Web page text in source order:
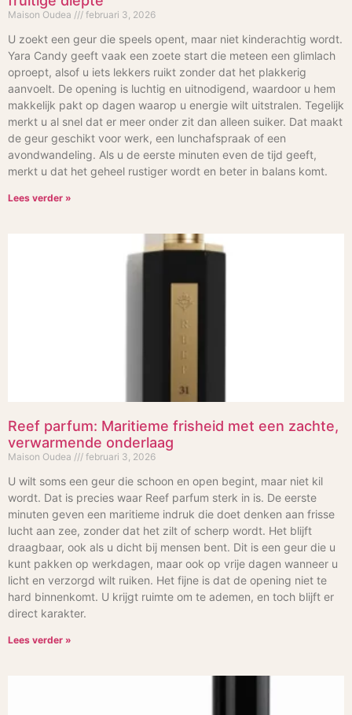
Maison Oudea februari 3, 2026
U zoekt een geur die speels opent, maar niet kinderachtig wordt.
Yara Candy geeft vaak een zoete start die meteen een glimlach
oproept, alsof u iets lekkers ruikt zonder dat het plakkerig
aanvoelt. De opening is luchtig en uitnodigend, waardoor u hem
makkelijk pakt op dagen waarop u energie wilt uitstralen. Tegelijk
merkt u al snel dat er meer onder zit dan alleen suiker. Dat maakt
de geur geschikt voor werk, een lunchafspraak of een
avondwandeling. Als u de eerste minuten even de tijd geeft,
merkt u dat het geheel rustiger wordt en beter in balans komt.
Lees verder »
Reef parfum: Maritieme frisheid met een zachte,
verwarmende onderlaag
Maison Oudea februari 3, 2026
U wilt soms een geur die schoon en open begint, maar niet kil
wordt. Dat is precies waar Reef parfum sterk in is. De eerste
minuten geven een maritieme indruk die doet denken aan frisse
lucht aan zee, zonder dat het zilt of scherp wordt. Het blijft
draagbaar, ook als u dicht bij mensen bent. Dit is een geur die u
kunt pakken op werkdagen, maar ook op vrije dagen wanneer u
licht en verzorgd wilt ruiken. Het fijne is dat de opening niet te
hard binnenkomt. U krijgt ruimte om te ademen, en toch blijft er
direct karakter.
Lees verder »